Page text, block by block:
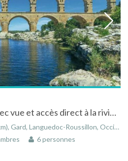
"Le Mazet ", maison avec vue et accès direct à la rivière à Vers-Pont-du-Gard
Languedoc-Roussillon, Occitanie, France
6 personnes